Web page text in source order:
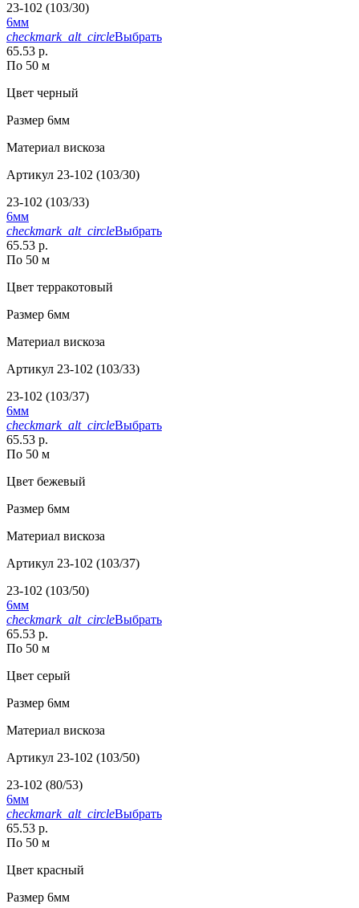
23-102 (103/30)
6мм
checkmark_alt_circleВыбрать
65.53 р.
По 50 м
Цвет черный
Размер 6мм
Материал вискоза
Артикул 23-102 (103/30)
23-102 (103/33)
6мм
checkmark_alt_circleВыбрать
65.53 р.
По 50 м
Цвет терракотовый
Размер 6мм
Материал вискоза
Артикул 23-102 (103/33)
23-102 (103/37)
6мм
checkmark_alt_circleВыбрать
65.53 р.
По 50 м
Цвет бежевый
Размер 6мм
Материал вискоза
Артикул 23-102 (103/37)
23-102 (103/50)
6мм
checkmark_alt_circleВыбрать
65.53 р.
По 50 м
Цвет серый
Размер 6мм
Материал вискоза
Артикул 23-102 (103/50)
23-102 (80/53)
6мм
checkmark_alt_circleВыбрать
65.53 р.
По 50 м
Цвет красный
Размер 6мм